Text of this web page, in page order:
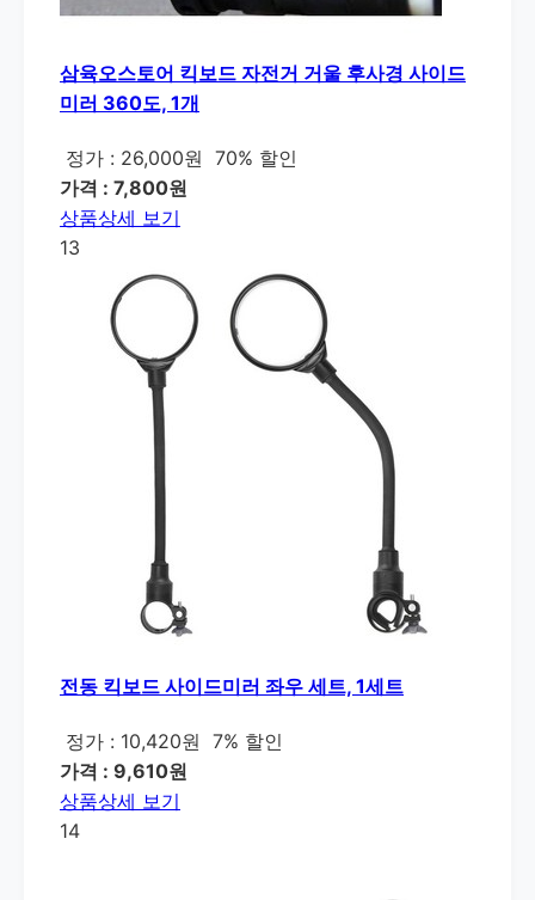
삼육오스토어 킥보드 자전거 거울 후사경 사이드
미러 360도, 1개
정가 : 26,000원 70% 할인
가격 : 7,800원
상품상세 보기
13
전동 킥보드 사이드미러 좌우 세트, 1세트
정가 : 10,420원 7% 할인
가격 : 9,610원
상품상세 보기
14